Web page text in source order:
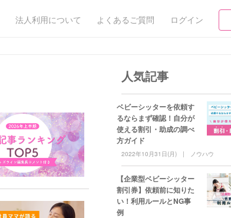
法人利用について よくあるご質問 ログイン
人気記事
ベビーシッターを依頼す
るならまず確認！自分が
使える割引・助成の調べ
方ガイド
2022年10月31日(月) ノウハウ
【企業型ベビーシッター
割引券】依頼前に知りた
い！利用ルールとNG事
例